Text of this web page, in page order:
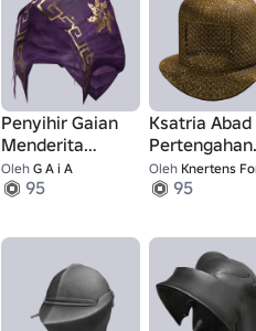
Penyihir Gaian
Menderita
Purple Rune
Hood
Oleh G A i A
95
Ksatria Abad
Pertengahan
Emas Penuh
Chainmail Coif
Oleh Knertens
95